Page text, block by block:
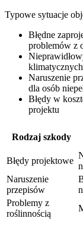
Typowe sytuacje
Błędne
problemów z
klimatycznych
Naruszenie
dla osób
Błędy w
projektu
Rodzaj szkody
Błędy projektowe
Naruszenie
przepisów
Problemy z
roślinnością